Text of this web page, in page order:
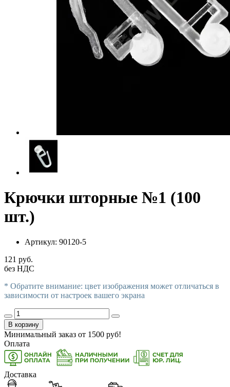
Крючки шторные №1 (100
шт.)
Артикул: 90120-5
121 руб.
без НДС
* Обратите внимание: цвет изображения может отличаться в
зависимости от настроек вашего экрана
В корзину
Минимальный заказ от 1500 руб!
Оплата
Доставка